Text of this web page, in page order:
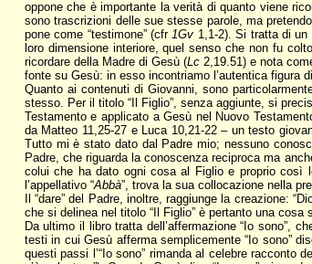
oppone che è importante la verità di quanto viene
sono trascrizioni delle sue stesse parole, ma
pone come “testimone” (cfr1Gv 1,1-2). Si tratta di
loro dimensione interiore, quel senso che non fu
ricordare della Madre di Gesù (Lc2,19.51) e nota
fonte su Gesù: in esso incontriamo l’autentica figura
Quanto ai contenuti di Giovanni, sono
stesso. Per il titolo “Il Figlio”, senza aggiunte, si
Testamento e applicato a Gesù nel Nuovo
da Matteo 11,25-27 e Luca 10,21-22 – un testo
Tutto mi è stato dato dal Padre mio; nessuno
Padre, che riguarda la conoscenza reciproca ma
colui che ha dato ogni cosa al Figlio e proprio così
l’appellativo “Abbà”, trova la sua collocazione nella
Il “dare” del Padre, inoltre, raggiunge la creazione:
che si delinea nel titolo “Il Figlio” è pertanto una
Da ultimo il libro tratta dell’affermazione “Io sono”,
testi in cui Gesù afferma semplicemente “Io sono”
questi passi l’“Io sono” rimanda al celebre racconto